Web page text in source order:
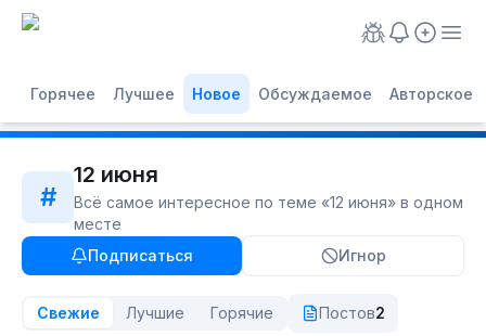
Горячее Лучшее Новое Обсуждаемое Авторское
#
12 июня
Всё самое интересное по теме «12 июня» в одном
месте
Подписаться
Игнор
Свежие Лучшие Горячие Постов2